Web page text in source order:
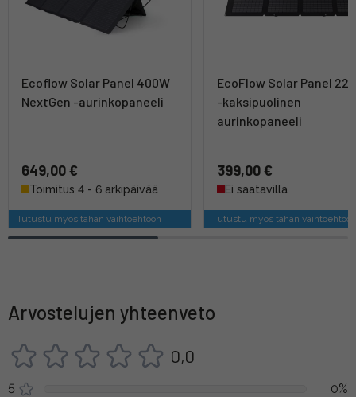
Ecoflow Solar Panel 400W
NextGen -aurinkopaneeli
649,00 €
Toimitus 4 - 6 arkipäivää
Tutustu myös tähän vaihtoehtoon
EcoFlow Solar Panel
-kaksipuolinen
aurinkopaneeli
399,00 €
Ei saatavilla
Tutustu myös tähän
Arvostelujen yhteenveto
0,0
5
0%